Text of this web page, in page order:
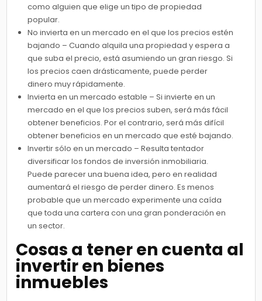
como alguien que elige un tipo de propiedad
popular.
No invierta en un mercado en el que los precios estén
bajando – Cuando alquila una propiedad y espera a
que suba el precio, está asumiendo un gran riesgo. Si
los precios caen drásticamente, puede perder
dinero muy rápidamente.
Invierta en un mercado estable – Si invierte en un
mercado en el que los precios suben, será más fácil
obtener beneficios. Por el contrario, será más difícil
obtener beneficios en un mercado que esté bajando.
Invertir sólo en un mercado – Resulta tentador
diversificar los fondos de inversión inmobiliaria.
Puede parecer una buena idea, pero en realidad
aumentará el riesgo de perder dinero. Es menos
probable que un mercado experimente una caída
que toda una cartera con una gran ponderación en
un sector.
Cosas a tener en cuenta al
invertir en bienes
inmuebles